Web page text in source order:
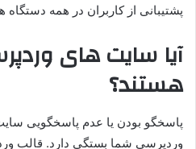
پشتیبانی از کاربران در همه دستگاه
آیا سایت های
هستند؟
پاسخگو بودن یا عدم پاسخگویی
وردپرسی شما بستگی دارد. قالب